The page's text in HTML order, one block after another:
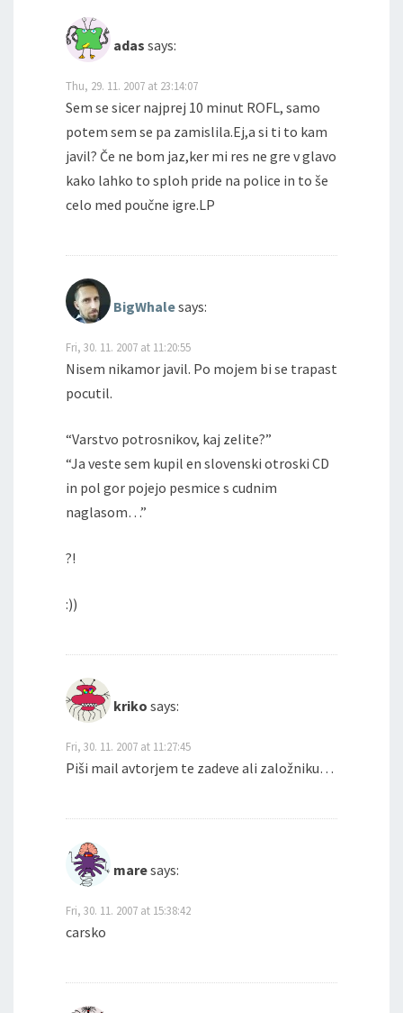
adas says:
Thu, 29. 11. 2007 at 23:14:07
Sem se sicer najprej 10 minut ROFL, samo
potem sem se pa zamislila.Ej,a si ti to kam
javil? Če ne bom jaz,ker mi res ne gre v glavo
kako lahko to sploh pride na police in to še
celo med poučne igre.LP
BigWhalesays:
Fri, 30. 11. 2007 at 11:20:55
Nisem nikamor javil. Po mojem bi se trapast
pocutil.
“Varstvo potrosnikov, kaj zelite?”
“Ja veste sem kupil en slovenski otroski CD
in pol gor pojejo pesmice s cudnim
naglasom…”
?!
:))
kriko says:
Fri, 30. 11. 2007 at 11:27:45
Piši mail avtorjem te zadeve ali založniku…
maresays:
Fri, 30. 11. 2007 at 15:38:42
carsko